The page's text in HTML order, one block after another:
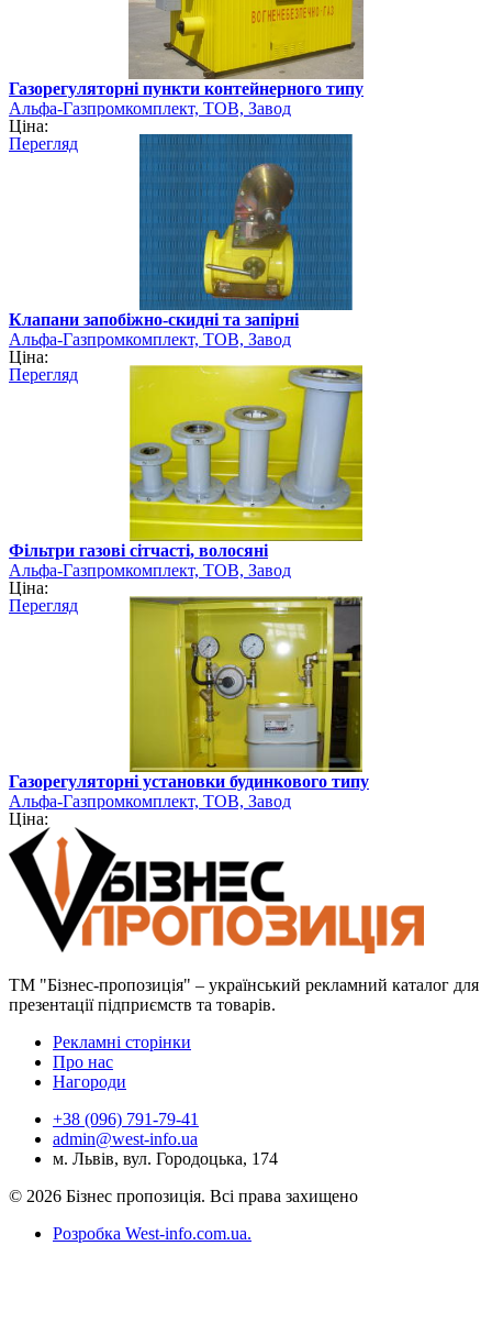
Газорегуляторні пункти контейнерного типу
Альфа-Газпромкомплект, ТОВ, Завод
Ціна:
Перегляд
Клапани запобіжно-скидні та запірні
Альфа-Газпромкомплект, ТОВ, Завод
Ціна:
Перегляд
Фільтри газові сітчасті, волосяні
Альфа-Газпромкомплект, ТОВ, Завод
Ціна:
Перегляд
Газорегуляторні установки будинкового типу
Альфа-Газпромкомплект, ТОВ, Завод
Ціна:
ТМ "Бізнес-пропозиція" – український рекламний каталог для
презентації підприємств та товарів.
Рекламні сторінки
Про нас
Нагороди
+38 (096) 791-79-41
admin@west-info.ua
м. Львів, вул. Городоцька, 174
© 2026 Бізнес пропозиція. Всі права захищено
Розробка West-info.com.ua.